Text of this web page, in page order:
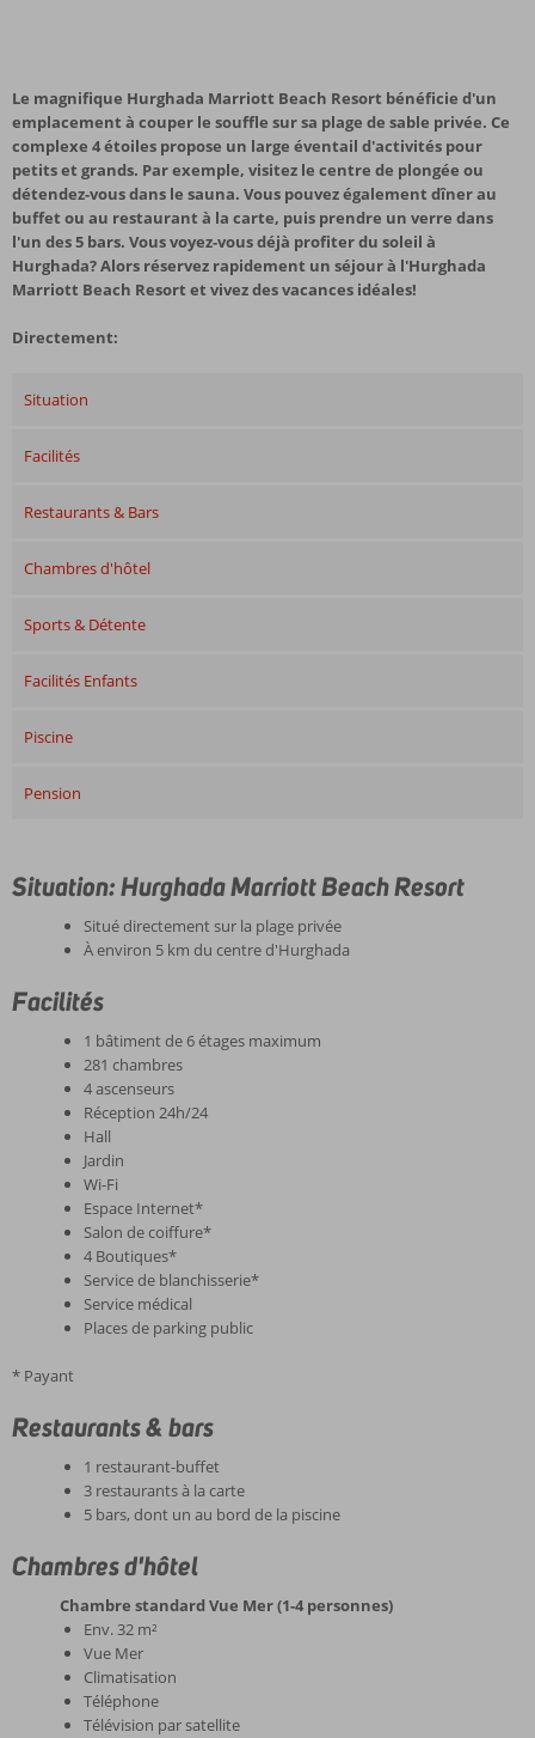
Le magnifique Hurghada Marriott Beach Resort bénéficie d'un
emplacement à couper le souffle sur sa plage de sable privée. Ce
complexe 4 étoiles propose un large éventail d'activités pour
petits et grands. Par exemple, visitez le centre de plongée ou
détendez-vous dans le sauna. Vous pouvez également dîner au
buffet ou au restaurant à la carte, puis prendre un verre dans
l'un des 5 bars. Vous voyez-vous déjà profiter du soleil à
Hurghada? Alors réservez rapidement un séjour à l'Hurghada
Marriott Beach Resort et vivez des vacances idéales!
Directement:
Situation
Facilités
Restaurants & Bars
Chambres d'hôtel
Sports & Détente
Facilités Enfants
Piscine
Pension
Situation: Hurghada Marriott Beach Resort
Situé directement sur la plage privée
À environ 5 km du centre d'Hurghada
Facilités
1 bâtiment de 6 étages maximum
281 chambres
4 ascenseurs
Réception 24h/24
Hall
Jardin
Wi-Fi
Espace Internet*
Salon de coiffure*
4 Boutiques*
Service de blanchisserie*
Service médical
Places de parking public
* Payant
Restaurants & bars
1 restaurant-buffet
3 restaurants à la carte
5 bars, dont un au bord de la piscine
Chambres d'hôtel
Chambre standard Vue Mer (1-4 personnes)
Env. 32 m²
Vue Mer
Climatisation
Téléphone
Télévision par satellite